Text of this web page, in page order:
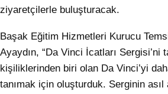
ziyaretçilerle buluşturacak.
Başak Eğitim Hizmetleri Kurucu
Ayaydın, “Da Vinci İcatları Sergisi’ni
kişiliklerinden biri olan Da Vinci’yi
tanımak için oluşturduk. Serginin asıl